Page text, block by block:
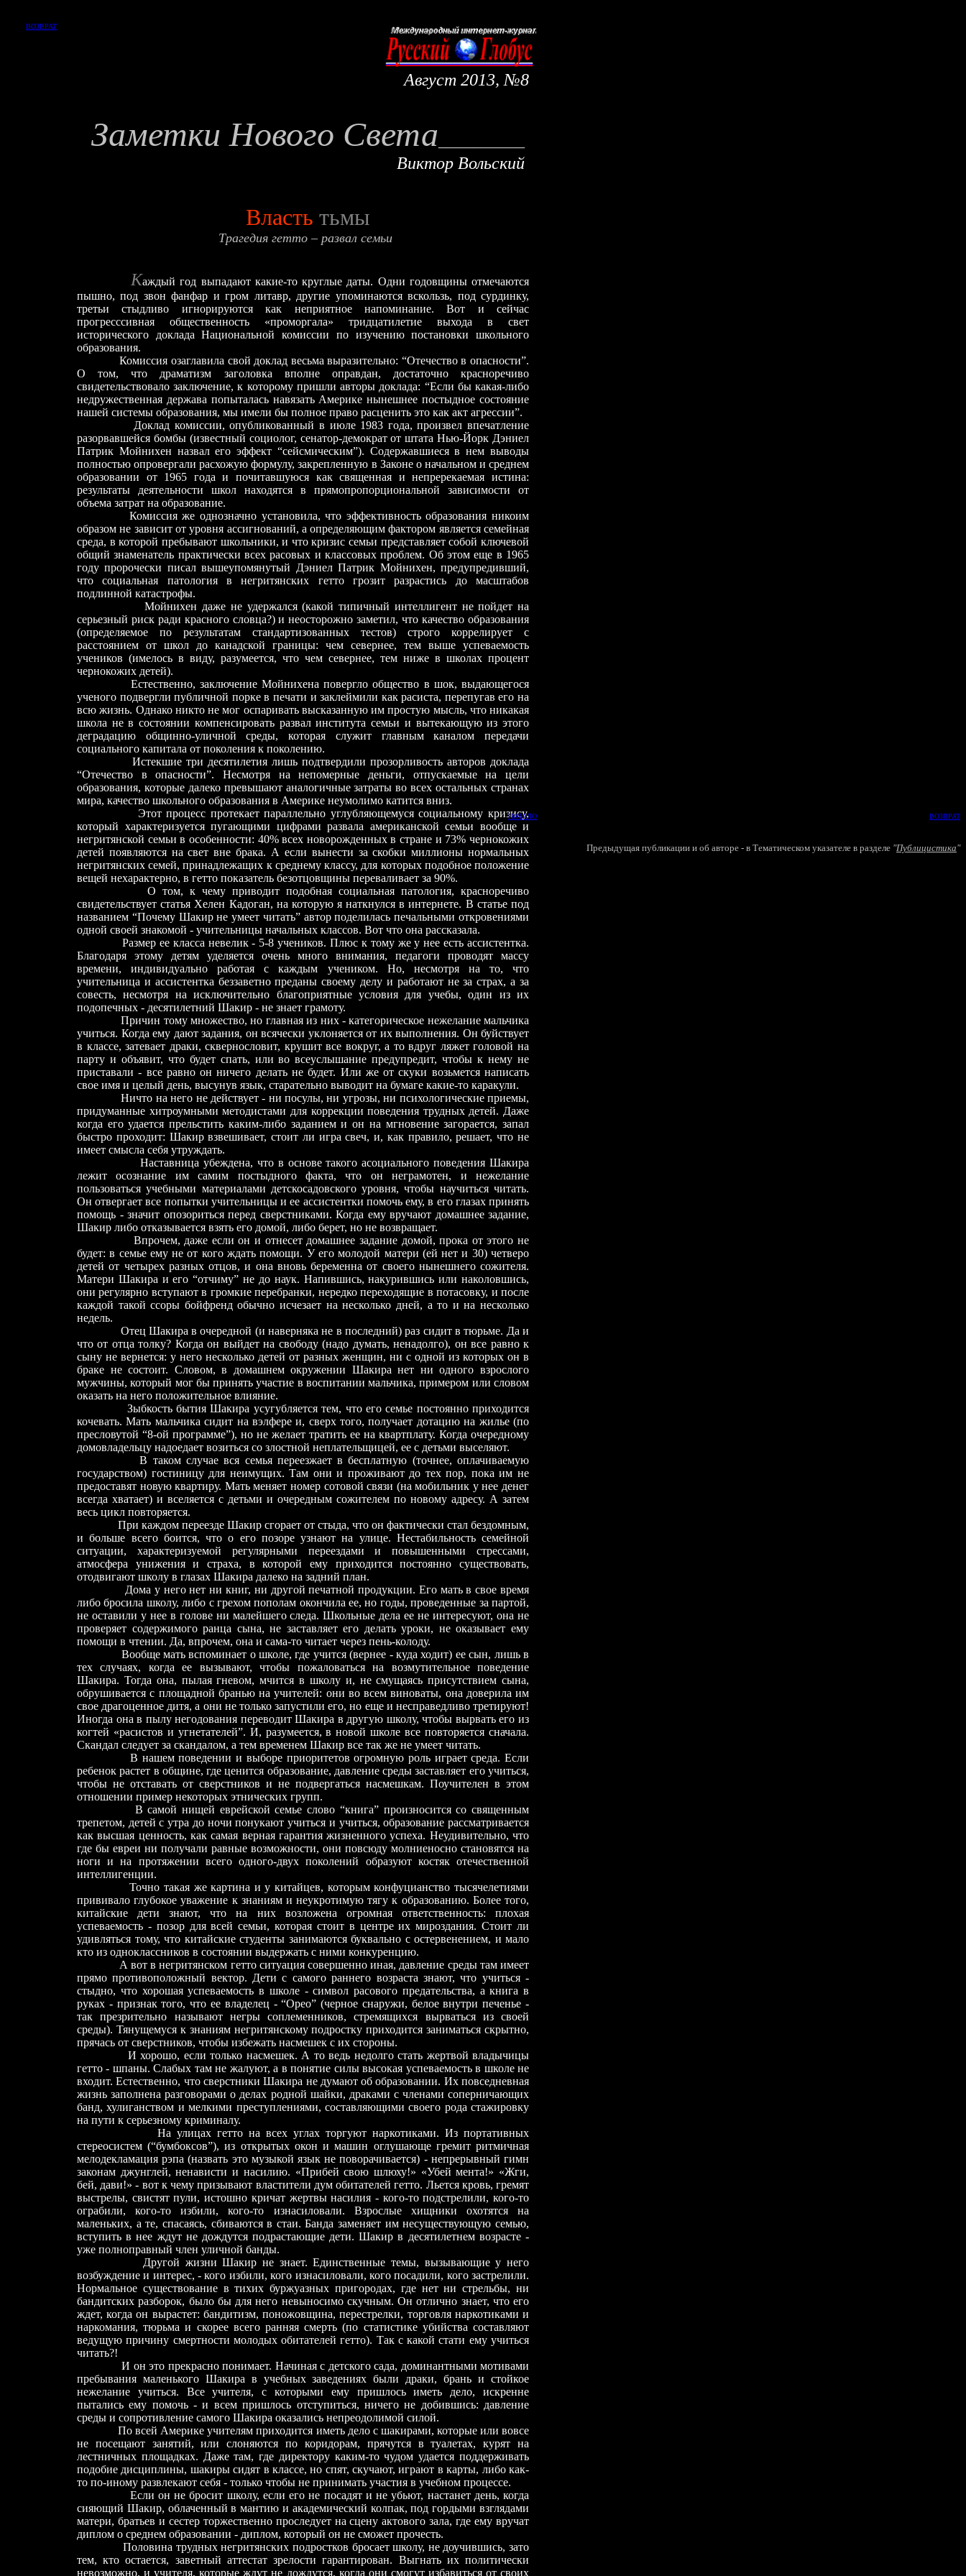
ВОЗВРАТ
Август 2013, №8
Заметки Нового Света
Виктор Вольский
Власть тьмы
Трагедия гетто – развал семьи
Каждый год выпадают какие-то круглые даты. Одни годовщины отмечаются
пышно, под звон фанфар и гром литавр, другие упоминаются вскользь, под сурдинку,
третьи стыдливо игнорируются как неприятное напоминание. Вот и сейчас
прогресссивная общественность «проморгала» тридцатилетие выхода в свет
исторического доклада Национальной комиссии по изучению постановки школьного
образования.
Комиссия озаглавила свой доклад весьма выразительно: “Отечество в опасности”.
О том, что драматизм заголовка вполне оправдан, достаточно красноречиво
свидетельствовало заключение, к которому пришли авторы доклада: “Если бы какая-либо
недружественная держава попыталась навязать Америке нынешнее постыдное состояние
нашей системы образования, мы имели бы полное право расценить это как акт агрессии”.
Доклад комиссии, опубликованный в июле 1983 года, произвел впечатление
разорвавшейся бомбы (известный социолог, сенатор-демократ от штата Нью-Йорк Дэниел
Патрик Мойнихен назвал его эффект “сейсмическим”). Содержавшиеся в нем выводы
полностью опровергали расхожую формулу, закрепленную в Законе о начальном и среднем
образовании от 1965 года и почитавшуюся как священная и непререкаемая истина:
результаты деятельности школ находятся в прямопропорциональной зависимости от
объема затрат на образование.
Комиссия же однозначно установила, что эффективность образования никоим
образом не зависит от уровня ассигнований, а определяющим фактором является семейная
среда, в которой пребывают школьники, и что кризис семьи представляет собой ключевой
общий знаменатель практически всех расовых и классовых проблем. Об этом еще в 1965
году пророчески писал вышеупомянутый Дэниел Патрик Мойнихен, предупредивший,
что социальная патология в негритянских гетто грозит разрастись до масштабов
подлинной катастрофы.
Мойнихен даже не удержался (какой типичный интеллигент не пойдет на
серьезный риск ради красного словца?) и неосторожно заметил, что качество образования
(определяемое по результатам стандартизованных тестов) строго коррелирует с
расстоянием от школ до канадской границы: чем севернее, тем выше успеваемость
учеников (имелось в виду, разумеется, что чем севернее, тем ниже в школах процент
чернокожих детей).
Естественно, заключение Мойнихена повергло общество в шок, выдающегося
ученого подвергли публичной порке в печати и заклеймили как расиста, перепугав его на
всю жизнь. Однако никто не мог оспаривать высказанную им простую мысль, что никакая
школа не в состоянии компенсировать развал института семьи и вытекающую из этого
деградацию общинно-уличной среды, которая служит главным каналом передачи
социального капитала от поколения к поколению.
Истекшие три десятилетия лишь подтвердили прозорливость авторов доклада
“Отечество в опасности”. Несмотря на непомерные деньги, отпускаемые на цели
образования, которые далеко превышают аналогичные затраты во всех остальных странах
мира, качество школьного образования в Америке неумолимо катится вниз.
Этот процесс протекает параллельно углубляющемуся социальному кризису,
который характеризуется пугающими цифрами развала американской семьи вообще и
негритянской семьи в особенности: 40% всех новорожденных в стране и 73% чернокожих
детей появляются на свет вне брака. А если вынести за скобки миллионы нормальных
негритянских семей, принадлежащих к среднему классу, для которых подобное положение
вещей нехарактерно, в гетто показатель безотцовщины переваливает за 90%.
О том, к чему приводит подобная социальная патология, красноречиво
свидетельствует статья Хелен Кадоган, на которую я наткнулся в интернете. В статье под
названием “Почему Шакир не умеет читать” автор поделилась печальными откровениями
одной своей знакомой - учительницы начальных классов. Вот что она рассказала.
Размер ее класса невелик - 5-8 учеников. Плюс к тому же у нее есть ассистентка.
Благодаря этому детям уделяется очень много внимания, педагоги проводят массу
времени, индивидуально работая с каждым учеником. Но, несмотря на то, что
учительница и ассистентка беззаветно преданы своему делу и работают не за страх, а за
совесть, несмотря на исключительно благоприятные условия для учебы, один из их
подопечных - десятилетний Шакир - не знает грамоту.
Причин тому множество, но главная из них - категорическое нежелание мальчика
учиться. Когда ему дают задания, он всячески уклоняется от их выполнения. Он буйствует
в классе, затевает драки, сквернословит, крушит все вокруг, а то вдруг ляжет головой на
парту и объявит, что будет спать, или во всеуслышание предупредит, чтобы к нему не
приставали - все равно он ничего делать не будет. Или же от скуки возьмется написать
свое имя и целый день, высунув язык, старательно выводит на бумаге какие-то каракули.
Ничто на него не действует - ни посулы, ни угрозы, ни психологические приемы,
придуманные хитроумными методистами для коррекции поведения трудных детей. Даже
когда его удается прельстить каким-либо заданием и он на мгновение загорается, запал
быстро проходит: Шакир взвешивает, стоит ли игра свеч, и, как правило, решает, что не
имеет смысла себя утруждать.
Наставница убеждена, что в основе такого асоциального поведения Шакира
лежит осознание им самим постыдного факта, что он неграмотен, и нежелание
пользоваться учебными материалами детскосадовского уровня, чтобы научиться читать.
Он отвергает все попытки учительницы и ее ассистентки помочь ему, в его глазах принять
помощь - значит опозориться перед сверстниками. Когда ему вручают домашнее задание,
Шакир либо отказывается взять его домой, либо берет, но не возвращает.
Впрочем, даже если он и отнесет домашнее задание домой, прока от этого не
будет: в семье ему не от кого ждать помощи. У его молодой матери (ей нет и 30) четверо
детей от четырех разных отцов, и она вновь беременна от своего нынешнего сожителя.
Матери Шакира и его “отчиму” не до наук. Напившись, накурившись или наколовшись,
они регулярно вступают в громкие перебранки, нередко переходящие в потасовку, и после
каждой такой ссоры бойфренд обычно исчезает на несколько дней, а то и на несколько
недель.
Отец Шакира в очередной (и наверняка не в последний) раз сидит в тюрьме. Да и
что от отца толку? Когда он выйдет на свободу (надо думать, ненадолго), он все равно к
сыну не вернется: у него несколько детей от разных женщин, ни с одной из которых он в
браке не состоит. Словом, в домашнем окружении Шакира нет ни одного взрослого
мужчины, который мог бы принять участие в воспитании мальчика, примером или словом
оказать на него положительное влияние.
Зыбкость бытия Шакира усугубляется тем, что его семье постоянно приходится
кочевать. Мать мальчика сидит на вэлфере и, сверх того, получает дотацию на жилье (по
пресловутой “8-ой программе”), но не желает тратить ее на квартплату. Когда очередному
домовладельцу надоедает возиться со злостной неплательщицей, ее с детьми выселяют.
В таком случае вся семья переезжает в бесплатную (точнее, оплачиваемую
государством) гостиницу для неимущих. Там они и проживают до тех пор, пока им не
предоставят новую квартиру. Мать меняет номер сотовой связи (на мобильник у нее денег
всегда хватает) и вселяется с детьми и очередным сожителем по новому адресу. А затем
весь цикл повторяется.
При каждом переезде Шакир сгорает от стыда, что он фактически стал бездомным,
и больше всего боится, что о его позоре узнают на улице. Нестабильность семейной
ситуации, характеризуемой регулярными переездами и повышенными стрессами,
атмосфера унижения и страха, в которой ему приходится постоянно существовать,
отодвигают школу в глазах Шакира далеко на задний план.
Дома у него нет ни книг, ни другой печатной продукции. Его мать в свое время
либо бросила школу, либо с грехом пополам окончила ее, но годы, проведенные за партой,
не оставили у нее в голове ни малейшего следа. Школьные дела ее не интересуют, она не
проверяет содержимого ранца сына, не заставляет его делать уроки, не оказывает ему
помощи в чтении. Да, впрочем, она и сама-то читает через пень-колоду.
Вообще мать вспоминает о школе, где учится (вернее - куда ходит) ее сын, лишь в
тех случаях, когда ее вызывают, чтобы пожаловаться на возмутительное поведение
Шакира. Тогда она, пылая гневом, мчится в школу и, не смущаясь присутствием сына,
обрушивается с площадной бранью на учителей: они во всем виноваты, она доверила им
свое драгоценное дитя, а они не только запустили его, но еще и несправедливо третируют!
Иногда она в пылу негодования переводит Шакира в другую школу, чтобы вырвать его из
когтей «расистов и угнетателей”. И, разумеется, в новой школе все повторяется сначала.
Скандал следует за скандалом, а тем временем Шакир все так же не умеет читать.
В нашем поведении и выборе приоритетов огромную роль играет среда. Если
ребенок растет в общине, где ценится образование, давление среды заставляет его учиться,
чтобы не отставать от сверстников и не подвергаться насмешкам. Поучителен в этом
отношении пример некоторых этнических групп.
В самой нищей еврейской семье слово “книга” произносится со священным
трепетом, детей с утра до ночи понукают учиться и учиться, образование рассматривается
как высшая ценность, как самая верная гарантия жизненного успеха. Неудивительно, что
где бы евреи ни получали равные возможности, они повсюду молниеносно становятся на
ноги и на протяжении всего одного-двух поколений образуют костяк отечественной
интеллигенции.
Точно такая же картина и у китайцев, которым конфуцианство тысячелетиями
прививало глубокое уважение к знаниям и неукротимую тягу к образованию. Более того,
китайские дети знают, что на них возложена огромная ответственность: плохая
успеваемость - позор для всей семьи, которая стоит в центре их мироздания. Стоит ли
удивляться тому, что китайские студенты занимаются буквально с остервенением, и мало
кто из одноклассников в состоянии выдержать с ними конкуренцию.
А вот в негритянском гетто ситуация совершенно иная, давление среды там имеет
прямо противоположный вектор. Дети с самого раннего возраста знают, что учиться -
стыдно, что хорошая успеваемость в школе - символ расового предательства, а книга в
руках - признак того, что ее владелец - “Орео” (черное снаружи, белое внутри печенье -
так презрительно называют негры соплеменников, стремящихся вырваться из своей
среды). Тянущемуся к знаниям негритянскому подростку приходится заниматься скрытно,
прячась от сверстников, чтобы избежать насмешек с их стороны.
И хорошо, если только насмешек. А то ведь недолго стать жертвой владычицы
гетто - шпаны. Слабых там не жалуют, а в понятие силы высокая успеваемость в школе не
входит. Естественно, что сверстники Шакира не думают об образовании. Их повседневная
жизнь заполнена разговорами о делах родной шайки, драками с членами соперничающих
банд, хулиганством и мелкими преступлениями, составляющими своего рода стажировку
на пути к серьезному криминалу.
На улицах гетто на всех углах торгуют наркотиками. Из портативных
стереосистем (“бумбоксов”), из открытых окон и машин оглушающе гремит ритмичная
мелодекламация рэпа (назвать это музыкой язык не поворачивается) - непрерывный гимн
законам джунглей, ненависти и насилию. «Прибей свою шлюху!» «Убей мента!» «Жги,
бей, дави!» - вот к чему призывают властители дум обитателей гетто. Льется кровь, гремят
выстрелы, свистят пули, истошно кричат жертвы насилия - кого-то подстрелили, кого-то
ограбили, кого-то избили, кого-то изнасиловали. Взрослые хищники охотятся на
маленьких, а те, спасаясь, сбиваются в стаи. Банда заменяет им несуществующую семью,
вступить в нее ждут не дождутся подрастающие дети. Шакир в десятилетнем возрасте -
уже полноправный член уличной банды.
Другой жизни Шакир не знает. Единственные темы, вызывающие у него
возбуждение и интерес, - кого избили, кого изнасиловали, кого посадили, кого застрелили.
Нормальное существование в тихих буржуазных пригородах, где нет ни стрельбы, ни
бандитских разборок, было бы для него невыносимо скучным. Он отлично знает, что его
ждет, когда он вырастет: бандитизм, поножовщина, перестрелки, торговля наркотиками и
наркомания, тюрьма и скорее всего ранняя смерть (по статистике убийства составляют
ведущую причину смертности молодых обитателей гетто). Так с какой стати ему учиться
читать?!
И он это прекрасно понимает. Начиная с детского сада, доминантными мотивами
пребывания маленького Шакира в учебных заведениях были драки, брань и стойкое
нежелание учиться. Все учителя, с которыми ему пришлось иметь дело, искренне
пытались ему помочь - и всем пришлось отступиться, ничего не добившись: давление
среды и сопротивление самого Шакира оказались непреодолимой силой.
По всей Америке учителям приходится иметь дело с шакирами, которые или вовсе
не посещают занятий, или слоняются по коридорам, прячутся в туалетах, курят на
лестничных площадках. Даже там, где директору каким-то чудом удается поддерживать
подобие дисциплины, шакиры сидят в классе, но спят, скучают, играют в карты, либо как-
то по-иному развлекают себя - только чтобы не принимать участия в учебном процессе.
Если он не бросит школу, если его не посадят и не убьют, настанет день, когда
сияющий Шакир, облаченный в мантию и академический колпак, под гордыми взглядами
матери, братьев и сестер торжественно проследует на сцену актового зала, где ему вручат
диплом о среднем образовании - диплом, который он не сможет прочесть.
Половина трудных негритянских подростков бросает школу, не доучившись, зато
тем, кто остается, заветный аттестат зрелости гарантирован. Выгнать их политически
невозможно, и учителя, которые ждут не дождутся, когда они смогут избавиться от своих
НАЧАЛО ВОЗВРАТ
Предыдущая публикации и об авторе - в Тематическом указателе в разделе "Публицистика"